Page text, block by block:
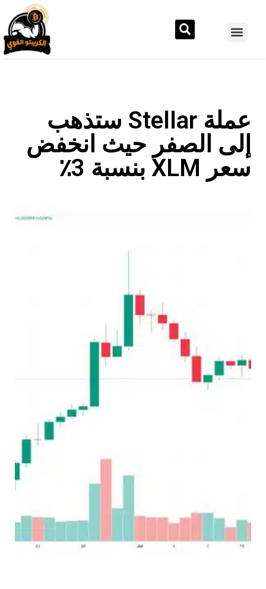
عملة Stellar ستذهب
إلى الصفر حيث انخفض
سعر XLM بنسبة 3٪